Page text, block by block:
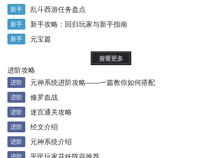
新手 乱斗西游任务盘点
新手 新手攻略：回归玩家与新手指南
新手 元宝篇
进阶攻略
进阶 元神系统进阶攻略——一篇教你如何搭配
进阶 修罗血战
进阶 迷宫通关攻略
进阶 经文介绍
进阶 元神系统介绍
进阶 平民玩家花妖阵容推荐